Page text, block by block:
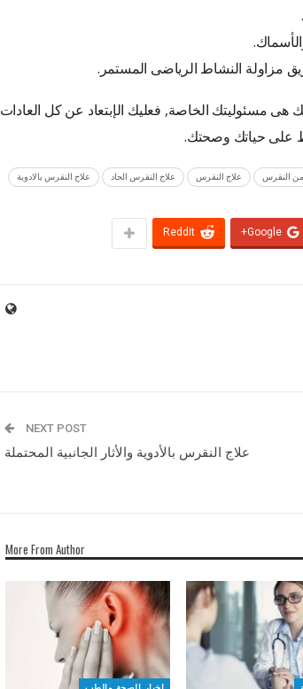
النشاط الرياضى المستمر.
مسئوليتك الخاصة, فعليك الإبتعاد عن كل العادات
على حياتك وصحتك.
من النقرس علاج النقرس علاج النقرس الحاد علاج النقرس بالادوية
Google+
ReddIt
NEXT POST
علاج النقرس بالأدوية والأثار الجانبية المحتملة
More From Author